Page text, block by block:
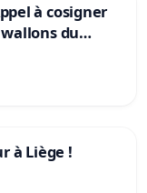
à cosigner
du
à Liège !